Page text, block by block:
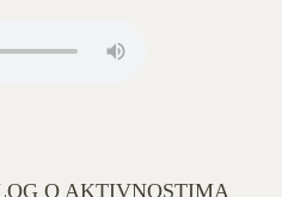
O AKTIVNOSTIMA